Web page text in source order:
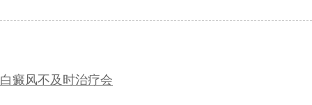
白癜风不及时治疗会